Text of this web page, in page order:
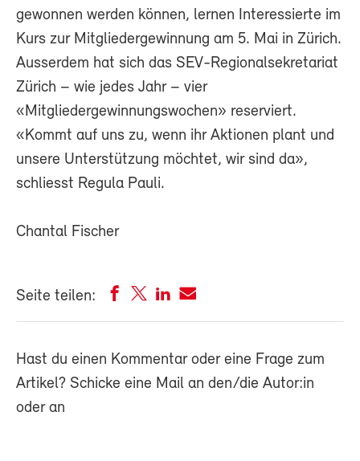
gewonnen werden können, lernen Interessierte im
Kurs zur Mitgliedergewinnung am 5. Mai in Zürich.
Ausserdem hat sich das SEV-Regionalsekretariat
Zürich – wie jedes Jahr – vier
«Mitgliedergewinnungswochen» reserviert.
«Kommt auf uns zu, wenn ihr Aktionen plant und
unsere Unterstützung möchtet, wir sind da»,
schliesst Regula Pauli.
Chantal Fischer
Seite teilen:
Hast du einen Kommentar oder eine Frage zum
Artikel? Schicke eine Mail an den/die Autor:in
oder an